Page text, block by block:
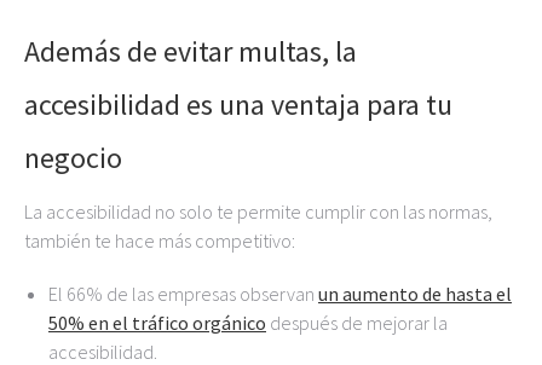
Además de evitar multas, la
accesibilidad es una ventaja para tu
negocio
La accesibilidad no solo te permite cumplir con las normas,
también te hace más competitivo:
El 66% de las empresas observan un aumento de hasta el
50% en el tráfico orgánico después de mejorar la
accesibilidad.